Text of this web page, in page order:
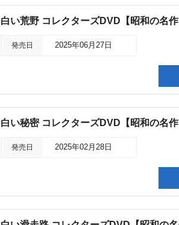
白い荒野 コレクターズDVD【昭和の名
発売日 2025年06月27日
白い秘密 コレクターズDVD【昭和の名
発売日 2025年02月28日